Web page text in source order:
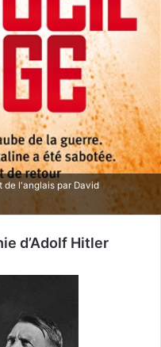
de l'anglais par David
d’Adolf Hitler